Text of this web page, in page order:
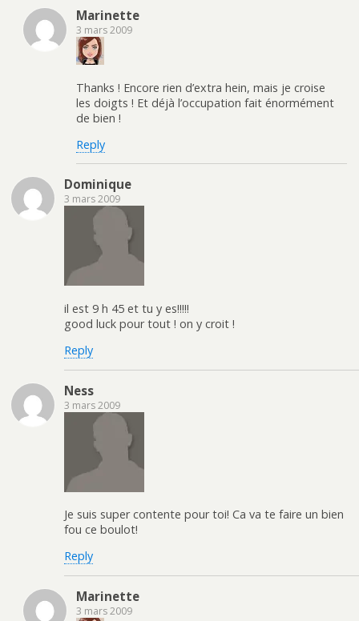
Marinette
3 mars 2009
Thanks ! Encore rien d’extra hein, mais je croise
les doigts ! Et déjà l’occupation fait énormément
de bien !
Reply
Dominique
3 mars 2009
il est 9 h 45 et tu y es!!!!!
good luck pour tout ! on y croit !
Reply
Ness
3 mars 2009
Je suis super contente pour toi! Ca va te faire un bien
fou ce boulot!
Reply
Marinette
3 mars 2009